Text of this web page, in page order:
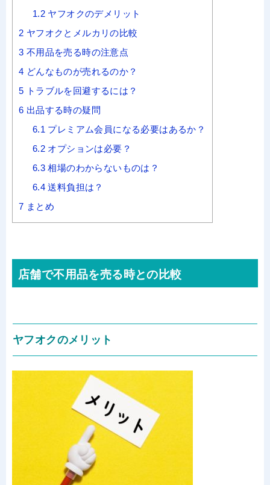
1.2 ヤフオクのデメリット
2 ヤフオクとメルカリの比較
3 不用品を売る時の注意点
4 どんなものが売れるのか？
5 トラブルを回避するには？
6 出品する時の疑問
6.1 プレミアム会員になる必要はあるか？
6.2 オプションは必要？
6.3 相場のわからないものは？
6.4 送料負担は？
7 まとめ
店舗で不用品を売る時との比較
ヤフオクのメリット